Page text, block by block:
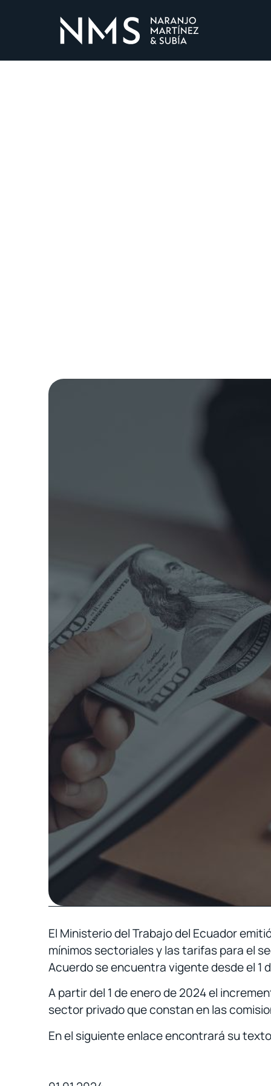
El Ministerio del Trabajo del Ecuador
mínimos sectoriales y las tarifas para el
Acuerdo se encuentra vigente desde el 1
A partir del 1 de enero de 2024 el
sector privado que constan en las
En el siguiente enlace encontrará su